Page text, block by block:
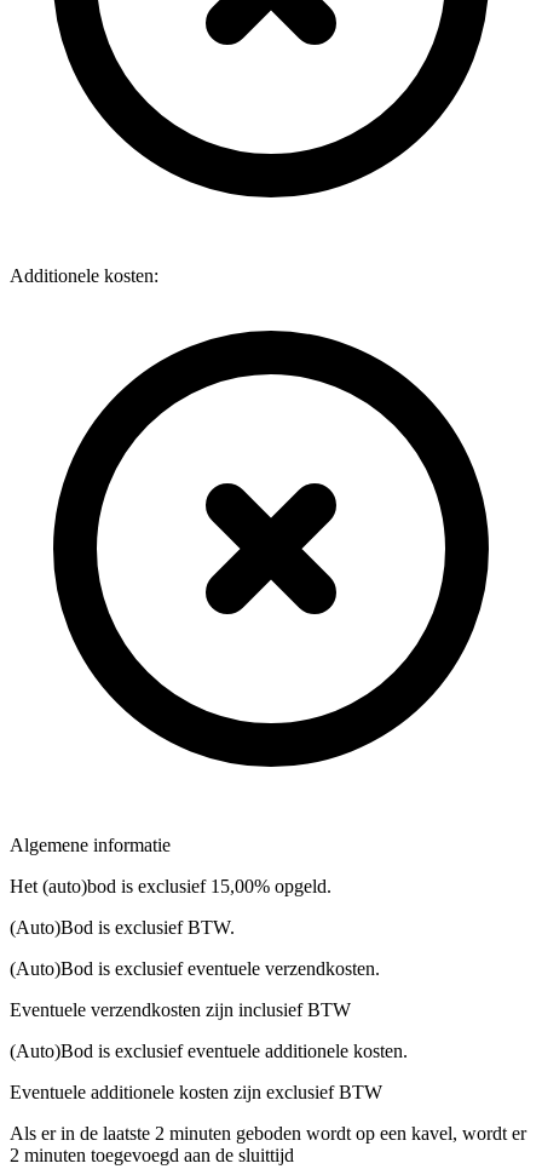
Additionele kosten:
Algemene informatie
Het (auto)bod is exclusief 15,00% opgeld.
(Auto)Bod is exclusief BTW.
(Auto)Bod is exclusief eventuele verzendkosten.
Eventuele verzendkosten zijn inclusief BTW
(Auto)Bod is exclusief eventuele additionele kosten.
Eventuele additionele kosten zijn exclusief BTW
Als er in de laatste 2 minuten geboden wordt op een kavel, wordt er
2 minuten toegevoegd aan de sluittijd